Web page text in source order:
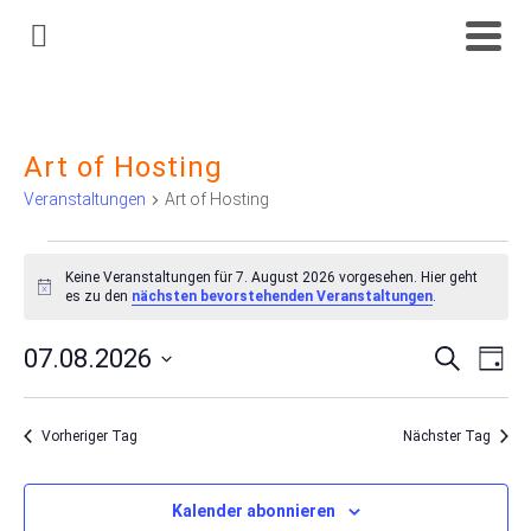
Art of Hosting
Veranstaltungen Art of Hosting
Veranstaltungen
7.
August
2026
Hinweis
Keine Veranstaltungen für 7. August 2026 vorgesehen. Hier geht
es zu den nächsten bevorstehenden Veranstaltungen.
Suche
und
Suche
Tag
07.08.2026
Datum
wählen.
Vorheriger Tag Nächster Tag
Kalender abonnieren